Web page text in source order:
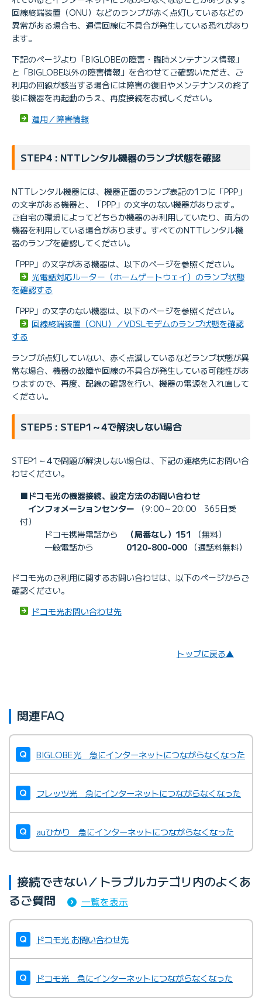
回線終端装置（ONU）などのランプが赤く点灯しているなどの
異常がある場合も、通信回線に不具合が発生している恐れがあり
ます。
下記のページより「BIGLOBEの障害・臨時メンテナンス情報」
と「BIGLOBE以外の障害情報」を合わせてご確認いただき、ご
利用の回線が該当する場合には障害の復旧やメンテナンスの終了
後に機器を再起動のうえ、再度接続をお試しください。
運用／障害情報
STEP4 : NTTレンタル機器のランプ状態を確認
NTTレンタル機器には、機器正面のランプ表記の1つに「PPP」
の文字がある機器と、「PPP」の文字のない機器があります。
ご自宅の環境によってどちらか機器のみ利用していたり、両方の
機器を利用している場合があります。すべてのNTTレンタル機
器のランプを確認してください。
「PPP」の文字がある機器は、以下のページを参照ください。
光電話対応ルーター（ホームゲートウェイ）のランプ状態
を確認する
「PPP」の文字のない機器は、以下のページを参照ください。
回線終端装置（ONU）／VDSLモデムのランプ状態を確認
する
ランプが点灯していない、赤く点滅しているなどランプ状態が異
常な場合、機器の故障や回線の不具合が発生している可能性があ
りますので、再度、配線の確認を行い、機器の電源を入れ直して
ください。
STEP5 : STEP1～4で解決しない場合
STEP1～4で問題が解決しない場合は、下記の連絡先にお問い合
わせください。
■ドコモ光の機器接続、設定方法のお問い合わせ
インフォメーションセンター （9:00～20:00 365日受
付）
ドコモ携帯電話から
（局番なし）151 （無料）
一般電話から 0120-800-000 （通話料無料）
ドコモ光のご利用に関するお問い合わせは、以下のページからご
確認ください。
ドコモ光お問い合わせ先
トップに戻る▲
関連FAQ
BIGLOBE光 急にインターネットにつながらなくなった
フレッツ光 急にインターネットにつながらなくなった
auひかり 急にインターネットにつながらなくなった
接続できない／トラブルカテゴリ内のよくあ
るご質問
一覧を表示
ドコモ光 お問い合わせ先
ドコモ光 急にインターネットにつながらなくなった